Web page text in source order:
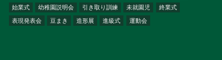
始業式
幼稚園説明会 引き取り訓練 未就園児
終業式
表現発表会
豆まき 造形展 進級式 運動会